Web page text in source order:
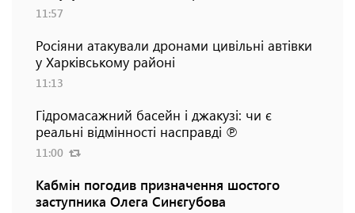
11:57
Росіяни атакували дронами цивільні автівки
у Харківському районі
11:13
Гідромасажний басейн і джакузі: чи є
реальні відмінності насправді ℗
11:00
Кабмін погодив призначення шостого
заступника Олега Синєгубова